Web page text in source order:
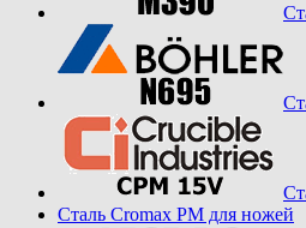
Сталь Cromax PM для ножей